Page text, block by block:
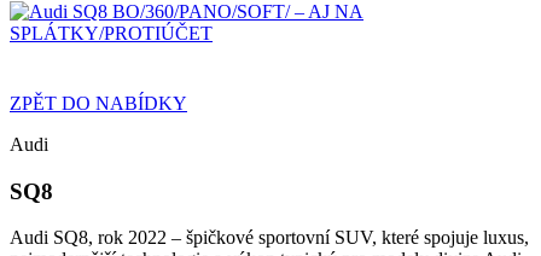
ZPĚT DO NABÍDKY
Audi
SQ8
Audi SQ8, rok 2022 – špičkové sportovní SUV, které spojuje luxus,